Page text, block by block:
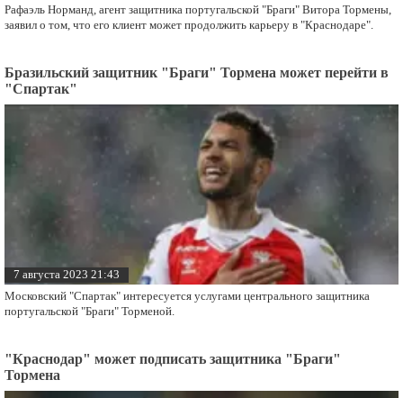
Рафаэль Норманд, агент защитника португальской "Браги" Витора Тормены,
заявил о том, что его клиент может продолжить карьеру в "Краснодаре".
Бразильский защитник "Браги" Тормена может перейти в
"Спартак"
7 августа 2023 21:43
Московский "Спартак" интересуется услугами центрального защитника
португальской "Браги" Торменой.
"Краснодар" может подписать защитника "Браги"
Тормена